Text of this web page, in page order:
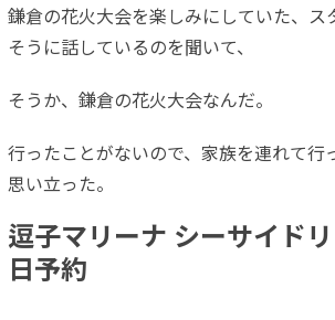
鎌倉の花火大会を楽しみにしていた、ス
そうに話しているのを聞いて、
そうか、鎌倉の花火大会なんだ。
行ったことがないので、家族を連れて行
思い立った。
逗子マリーナ シーサイド
日予約